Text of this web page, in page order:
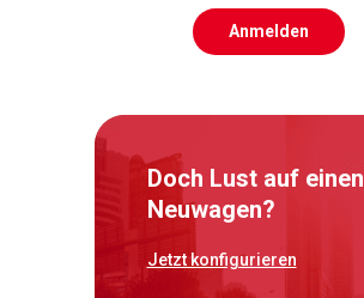
Anmelden
Doch Lust auf einen
Neuwagen?
Jetzt konfigurieren